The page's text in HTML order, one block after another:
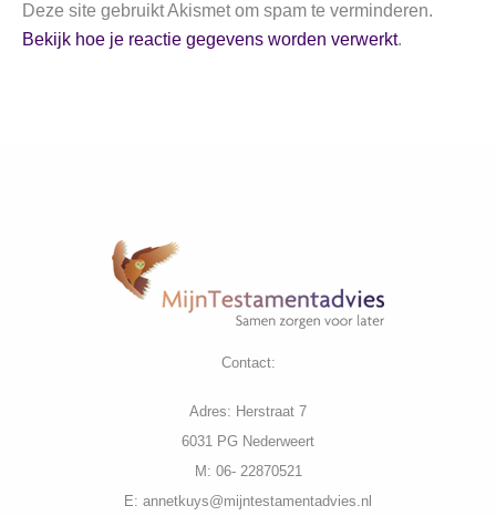
Deze site gebruikt Akismet om spam te verminderen.
Bekijk hoe je reactie gegevens worden verwerkt.
Contact:
Adres: Herstraat 7
6031 PG Nederweert
M: 06- 22870521
E: annetkuys@mijntestamentadvies.nl